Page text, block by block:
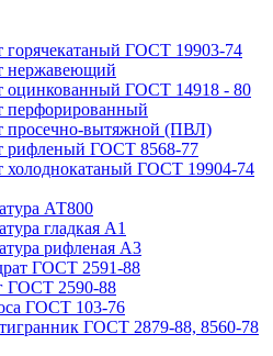
горячекатаный ГОСТ 19903-74
нержавеющий
оцинкованный ГОСТ 14918 - 80
перфорированный
просечно-вытяжной (ПВЛ)
рифленый ГОСТ 8568-77
холоднокатаный ГОСТ 19904-74
АТ800
гладкая А1
рифленая А3
ГОСТ 2591-88
ГОСТ 2590-88
ГОСТ 103-76
ГОСТ 2879-88, 8560-78